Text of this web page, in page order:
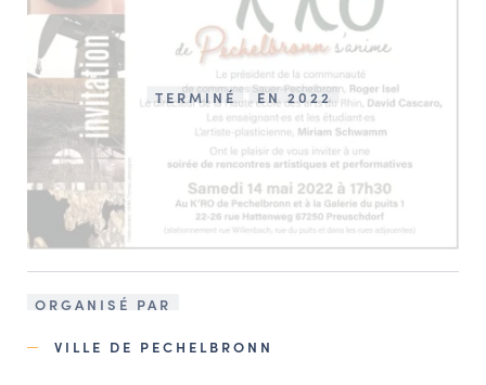
TERMINÉ EN 2022
ORGANISÉ PAR
VILLE DE PECHELBRONN